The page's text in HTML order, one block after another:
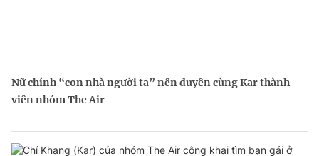
Nữ chính “con nhà người ta” nên duyên cùng Kar thành
viên nhóm The Air